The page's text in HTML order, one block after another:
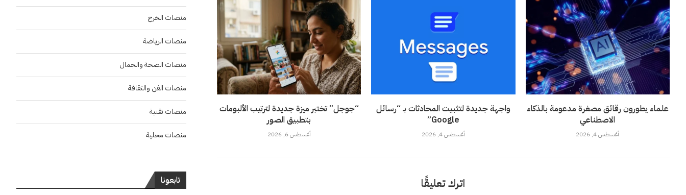
“جوجل” تختبر ميزة جديدة لترتيب الألبومات
بتطبيق الصور
أغسطس 6, 2026
واجهة جديدة لتثبيت المحادثات بـ “رسائل
Google”
أغسطس 4, 2026
علماء يطورون رقائق مصغرة مدعومة بالذكاء
الاصطناعي
أغسطس 4, 2026
اترك تعليقًا
منصات الخرج
منصات الرياضة
منصات الصحة والجمال
منصات الفن والثقافة
منصات تقنية
منصات محلية
تابعونا